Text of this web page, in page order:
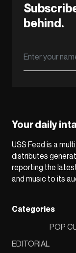
behind.
Your daily
USS Feed is a
distributes
reporting the
and music to its
Categories
EDITORIAL
POP